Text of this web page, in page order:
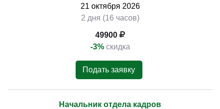
21 октября 2026
2 дня (16 часов)
49900
-3% скидка
Подать заявку
Начальник отдела кадров